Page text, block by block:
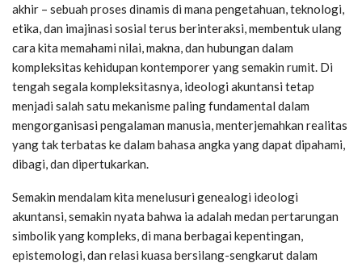
akhir – sebuah proses dinamis di mana pengetahuan, teknologi,
etika, dan imajinasi sosial terus berinteraksi, membentuk ulang
cara kita memahami nilai, makna, dan hubungan dalam
kompleksitas kehidupan kontemporer yang semakin rumit. Di
tengah segala kompleksitasnya, ideologi akuntansi tetap
menjadi salah satu mekanisme paling fundamental dalam
mengorganisasi pengalaman manusia, menterjemahkan realitas
yang tak terbatas ke dalam bahasa angka yang dapat dipahami,
dibagi, dan dipertukarkan.
Semakin mendalam kita menelusuri genealogi ideologi
akuntansi, semakin nyata bahwa ia adalah medan pertarungan
simbolik yang kompleks, di mana berbagai kepentingan,
epistemologi, dan relasi kuasa bersilang-sengkarut dalam